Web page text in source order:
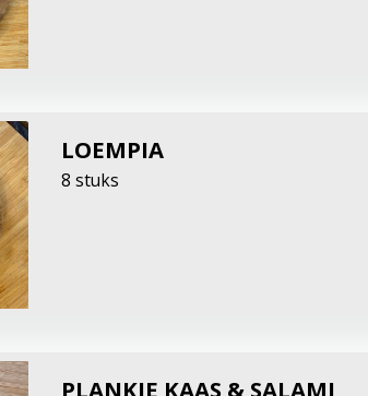
LOEMPIA
8 stuks
PLANKJE KAAS & SALAMI